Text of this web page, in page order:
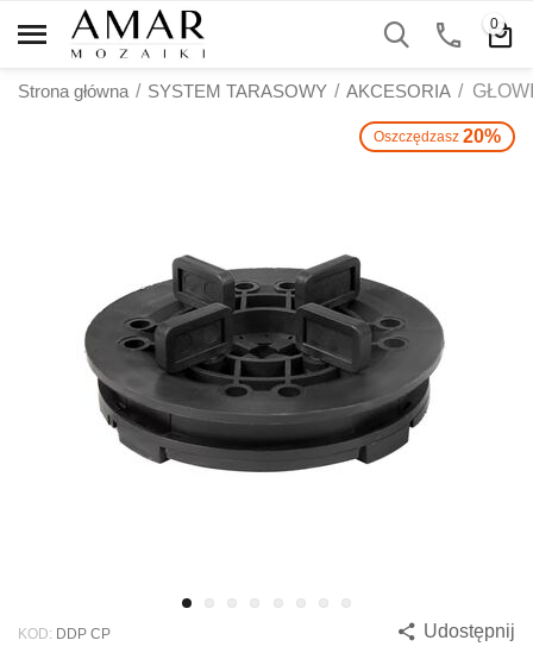
0
Strona główna / SYSTEM TARASOWY / AKCESORIA /
Oszczędzasz 20%
KOD: DDP CP Udostępnij